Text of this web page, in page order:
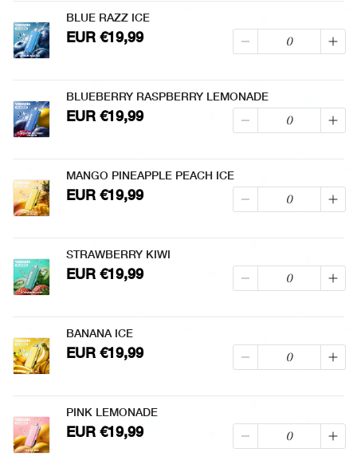
BLUE RAZZ ICE
EUR €19,99
BLUEBERRY RASPBERRY LEMONADE
EUR €19,99
MANGO PINEAPPLE PEACH ICE
EUR €19,99
STRAWBERRY KIWI
EUR €19,99
BANANA ICE
EUR €19,99
PINK LEMONADE
EUR €19,99